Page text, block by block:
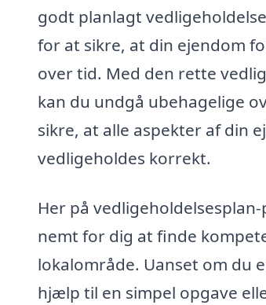
godt planlagt
for at sikre, at din ejendom
over tid. Med den rette
kan du undgå ubehagelige
sikre, at alle aspekter af din
vedligeholdes korrekt.
Her på
nemt for dig at finde
lokalområde. Uanset om du
hjælp til en simpel opgave